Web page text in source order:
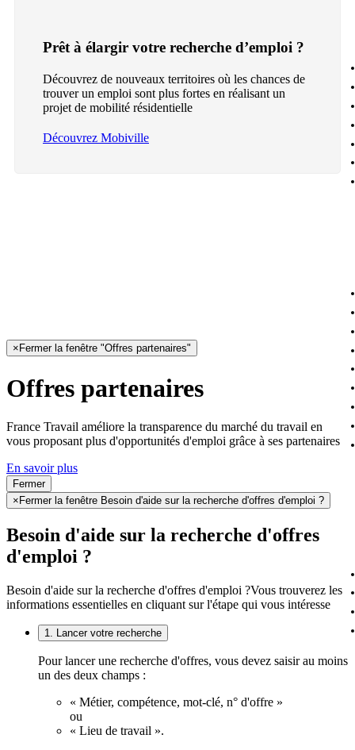
Prêt à élargir votre recherche d’emploi ?
Découvrez de nouveaux territoires où les chances de
trouver un emploi sont plus fortes en réalisant un
projet de mobilité résidentielle
Découvrez Mobiville
× Fermer la fenêtre "Offres partenaires"
Offres partenaires
France Travail améliore la transparence du marché du travail en
vous proposant plus d'opportunités d'emploi grâce à ses partenaires
En savoir plus
Fermer
× Fermer la fenêtre Besoin d'aide sur la recherche d'offres d'emploi ?
Besoin d'aide sur la recherche d'offres
d'emploi ?
Besoin d'aide sur la recherche d'offres d'emploi ?Vous trouverez les
informations essentielles en cliquant sur l'étape qui vous intéresse
1. Lancer votre recherche
Pour lancer une recherche d'offres, vous devez saisir au moins
un des deux champs :
« Métier, compétence, mot-clé, n° d'offre »
ou
« Lieu de travail ».